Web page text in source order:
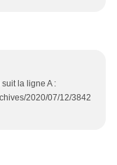
la ligne A :
2020/07/12/3842